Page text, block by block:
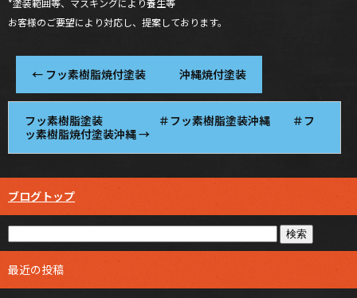
*塗装範囲等、マスキングにより養生等
お客様のご要望により対応し、提案しております。
← フッ素樹脂焼付塗装 沖縄焼付塗装
フッ素樹脂塗装 ＃フッ素樹脂塗装沖縄 ＃フ
ッ素樹脂焼付塗装沖縄→
ブログトップ
最近の投稿